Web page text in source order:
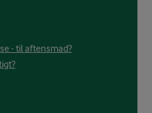
- til aftensmad?